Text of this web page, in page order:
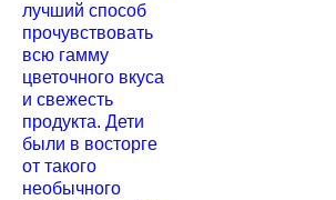
лучший способ
прочувствовать
всю гамму
цветочного вкуса
и свежесть
продукта. Дети
были в восторге
от такого
необычного